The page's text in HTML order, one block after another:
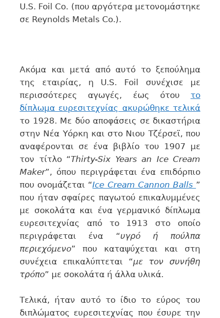
U.S. Foil Co. (που αργότερα μετονομάστηκε
σε Reynolds Metals Co.).
Ακόμα και μετά από αυτό το ξεπούλημα
της εταιρίας, η U.S. Foil συνέχισε με
περισσότερες αγωγές, έως ότου το
δίπλωμα ευρεσιτεχνίας ακυρώθηκε τελικά
το 1928. Με δύο αποφάσεις σε δικαστήρια
στην Νέα Υόρκη και στο Νιου Τζέρσεϊ, που
αναφέρονται σε ένα βιβλίο του 1907 με
τον τίτλο “Thirty-Six Years an Ice Cream
Maker”, όπου περιγράφεται ένα επιδόρπιο
που ονομάζεται “Ice Cream Cannon Balls ”
που ήταν σφαίρες παγωτού επικαλυμμένες
με σοκολάτα και ένα γερμανικό δίπλωμα
ευρεσιτεχνίας από το 1913 στο οποίο
περιγράφεται ένα “υγρό ή πούλπα
περιεχόμενο” που καταψύχεται και στη
συνέχεια επικαλύπτεται “με τον συνήθη
τρόπο” με σοκολάτα ή άλλα υλικά.
Τελικά, ήταν αυτό το ίδιο το εύρος του
διπλώματος ευρεσιτεχνίας που έσυρε την